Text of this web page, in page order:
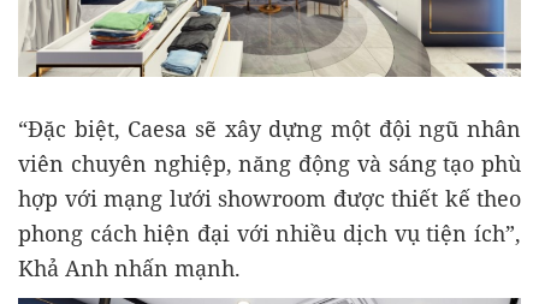
“Đặc biệt, Caesa sẽ xây dựng một đội ngũ nhân
viên chuyên nghiệp, năng động và sáng tạo phù
hợp với mạng lưới showroom được thiết kế theo
phong cách hiện đại với nhiều dịch vụ tiện ích”,
Khả Anh nhấn mạnh.